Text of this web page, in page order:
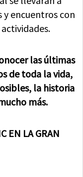
y encuentros con
las últimas
de toda la vida,
la historia
más.
EN LA GRAN